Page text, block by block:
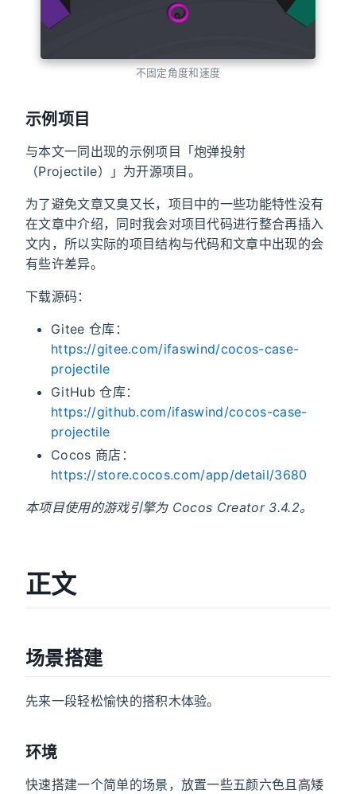
不固定角度和速度
示例项目
与本文一同出现的示例项目「炮弹投射
（Projectile）」为开源项目。
为了避免文章又臭又长，项目中的一些功能特性没有
在文章中介绍，同时我会对项目代码进行整合再插入
文内，所以实际的项目结构与代码和文章中出现的会
有些许差异。
下载源码：
Gitee 仓库：
https://gitee.com/ifaswind/cocos-case-
projectile
GitHub 仓库：
https://github.com/ifaswind/cocos-case-
projectile
Cocos 商店：
https://store.cocos.com/app/detail/3680
本项目使用的游戏引擎为 Cocos Creator 3.4.2。
正文
场景搭建
先来一段轻松愉快的搭积木体验。
环境
快速搭建一个简单的场景，放置一些五颜六色且高矮